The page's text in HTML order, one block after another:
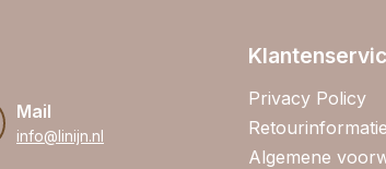
Mail
info@linijn.nl
Privacy Policy
Retourinformatie
Algemene